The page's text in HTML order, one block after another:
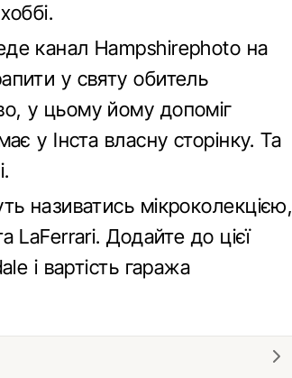
канал Нampshirephoto на
у святу обитель
у цьому йому допоміг
у Інста власну сторінку. Та
називатись мікроколекцією,
LaFerrari. Додайте до цієї
і вартість гаража